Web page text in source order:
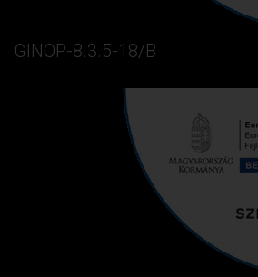
GINOP-8.3.5-18/B